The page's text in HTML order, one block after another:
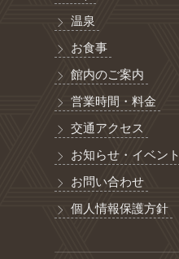
温泉
お食事
館内のご案内
営業時間・料金
交通アクセス
お知らせ・イベント
お問い合わせ
個人情報保護方針